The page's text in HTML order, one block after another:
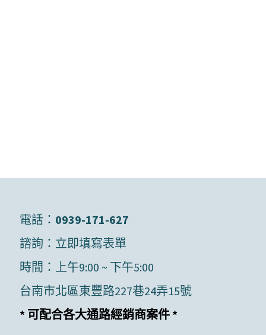
電話： 0939-171-627
諮詢： 立即填寫表單
時間：上午9:00 ~ 下午5:00
台南市北區東豐路227巷24弄15號
* 可配合各大通路經銷商案件 *